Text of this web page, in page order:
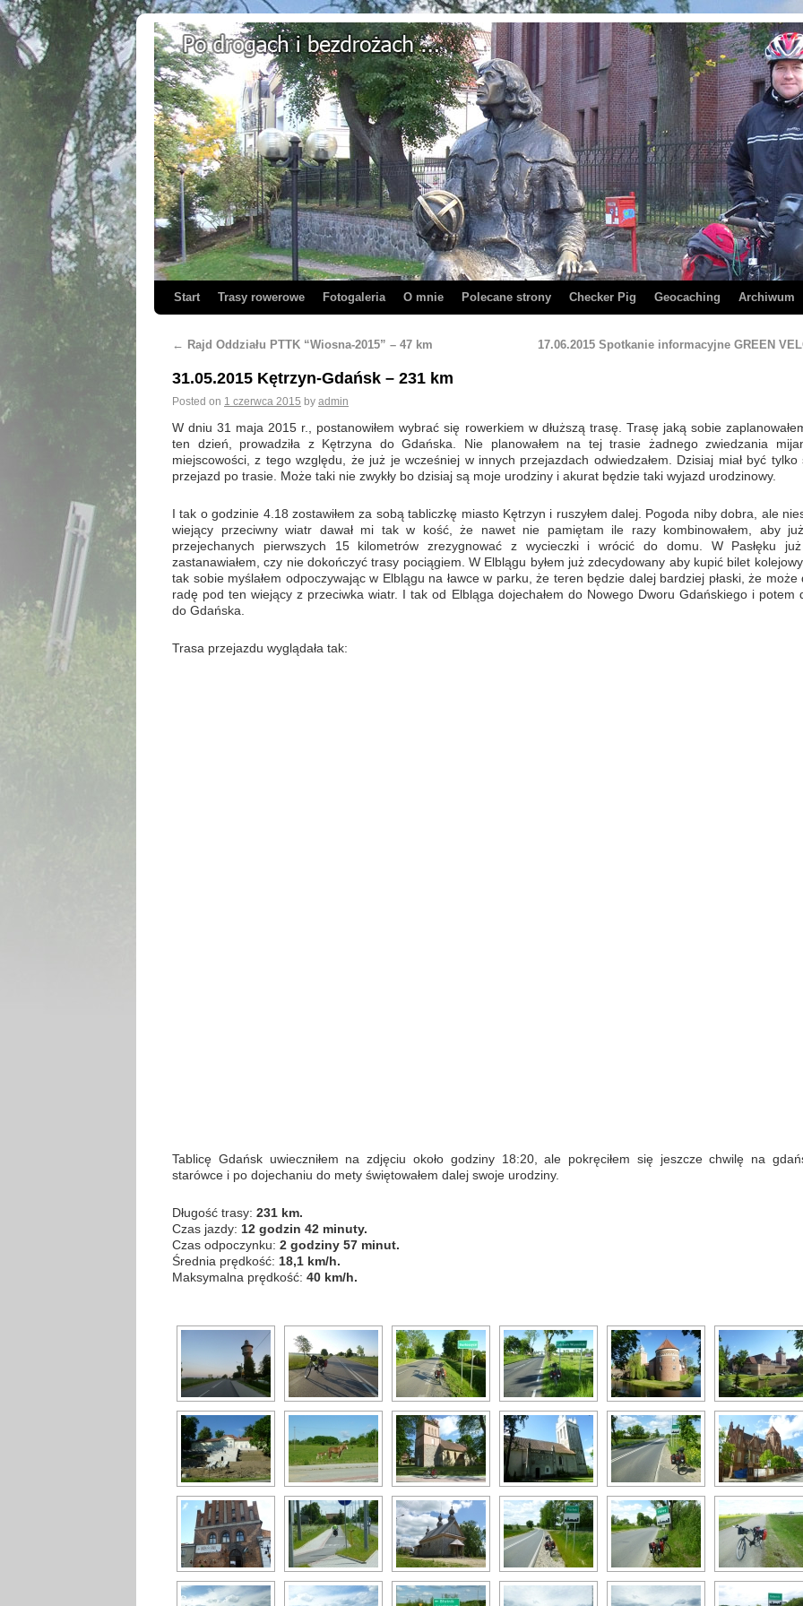
Start Trasy rowerowe Fotogaleria O mnie Polecane strony Checker Pig Geocaching Archiwum
← Rajd Oddziału PTTK “Wiosna-2015” – 47 km 17.06.2015 Spotkanie informacyjne GREEN
31.05.2015 Kętrzyn-Gdańsk – 231 km
Posted on 1 czerwca 2015 by admin
W dniu 31 maja 2015 r., postanowiłem wybrać się rowerkiem w dłuższą trasę. Trasę jaką sobie
ten dzień, prowadziła z Kętrzyna do Gdańska. Nie planowałem na tej trasie żadnego zwiedzania
miejscowości, z tego względu, że już je wcześniej w innych przejazdach odwiedzałem. Dzisiaj miał być tylko
przejazd po trasie. Może taki nie zwykły bo dzisiaj są moje urodziny i akurat będzie taki wyjazd urodzinowy.
I tak o godzinie 4.18 zostawiłem za sobą tabliczkę miasto Kętrzyn i ruszyłem dalej. Pogoda niby dobra, ale
wiejący przeciwny wiatr dawał mi tak w kość, że nawet nie pamiętam ile razy kombinowałem, aby
przejechanych pierwszych 15 kilometrów zrezygnować z wycieczki i wrócić do domu. W Pasłęku
zastanawiałem, czy nie dokończyć trasy pociągiem. W Elblągu byłem już zdecydowany aby kupić bilet
tak sobie myślałem odpoczywając w Elblągu na ławce w parku, że teren będzie dalej bardziej płaski, że może
radę pod ten wiejący z przeciwka wiatr. I tak od Elbląga dojechałem do Nowego Dworu Gdańskiego i potem
do Gdańska.
Trasa przejazdu wyglądała tak:
Tablicę Gdańsk uwieczniłem na zdjęciu około godziny 18:20, ale pokręciłem się jeszcze chwilę na
starówce i po dojechaniu do mety świętowałem dalej swoje urodziny.
Długość trasy: 231 km.
Czas jazdy: 12 godzin 42 minuty.
Czas odpoczynku: 2 godziny 57 minut.
Średnia prędkość: 18,1 km/h.
Maksymalna prędkość: 40 km/h.